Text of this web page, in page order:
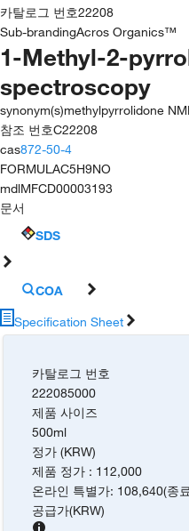
카탈로그 번호22208
Sub-brandingAcros Organics™
1-Methyl-2-
spectroscopy
synonym(s)methylpyrrolidone
참조 번호C22208
cas872-50-4
FORMULAC5H9NO
mdlMFCD00003193
문서
SDS
COA
Specification Sheet
카탈로그 번호
222085000
제품 사이즈
500ml
정가 (KRW)
제품 정가 : 112,000
온라인 특별가: 108,640(종료
공급가(KRW)